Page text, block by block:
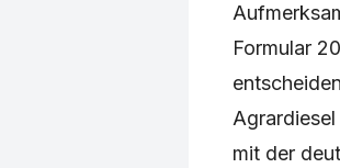
Formular
mit der